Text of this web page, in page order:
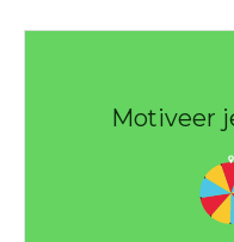
Motiveer